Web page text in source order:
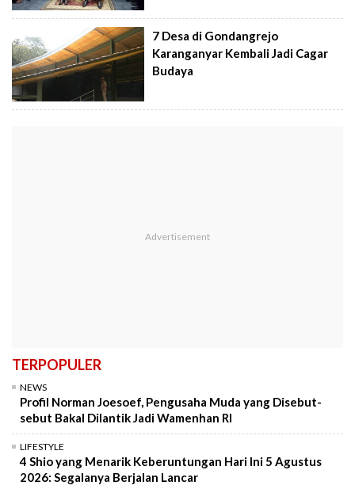
7 Desa di Gondangrejo
Karanganyar Kembali Jadi Cagar
Budaya
TERPOPULER
NEWS
Profil Norman Joesoef, Pengusaha Muda yang Disebut-
sebut Bakal Dilantik Jadi Wamenhan RI
LIFESTYLE
4 Shio yang Menarik Keberuntungan Hari Ini 5 Agustus
2026: Segalanya Berjalan Lancar